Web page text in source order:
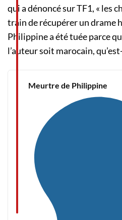
qui a dénoncé sur TF1, « les
train de récupérer un drame
Philippine a été tuée parce
l’auteur soit marocain,
Meurtre de Philippine